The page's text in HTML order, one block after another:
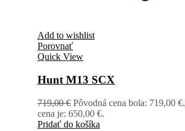
Add to wishlist
Porovnať
Quick View
Hunt M13 SCX
719,00€ Pôvodná cena bola: 719,00 €.
cena je: 650,00 €.
Pridať do košíka